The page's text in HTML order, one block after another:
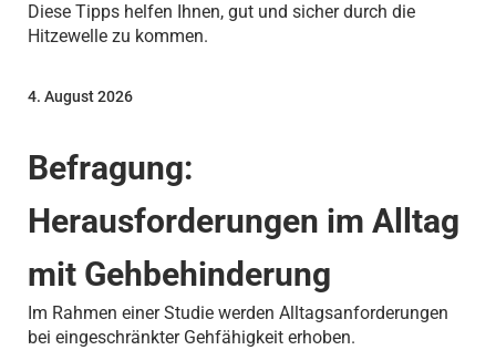
Diese Tipps helfen Ihnen, gut und sicher durch die
Hitzewelle zu kommen.
Befragung:
Herausforderungen im Alltag
mit Gehbehinderung
4. August 2026
Im Rahmen einer Studie werden Alltagsanforderungen
bei eingeschränkter Gehfähigkeit erhoben.